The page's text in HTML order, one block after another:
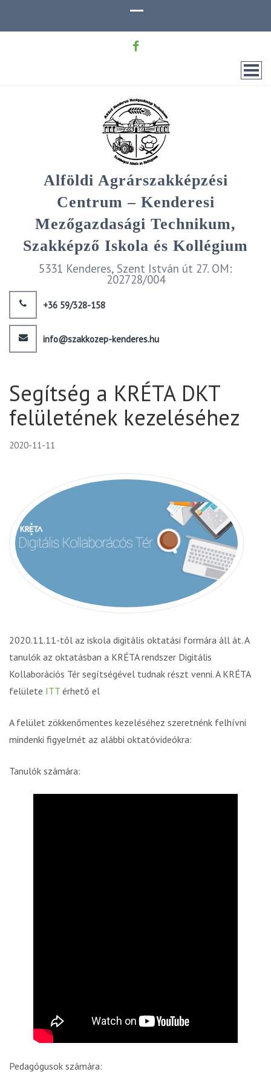
Alföldi Agrárszakképzési
Centrum – Kenderesi
Mezőgazdasági Technikum,
Szakképző Iskola és Kollégium
5331 Kenderes, Szent István út 27. OM:
202728/004
+36 59/328-158
info@szakkozep-kenderes.hu
Segítség a KRÉTA DKT
felületének kezeléséhez
2020-11-11
2020.11.11-től az iskola digitális oktatási formára áll át. A
tanulók az oktatásban a KRÉTA rendszer Digitális
Kollaborációs Tér segítségével tudnak részt venni. A KRÉTA
felülete ITT érhető el
A felület zökkenőmentes kezeléséhez szeretnénk felhívni
mindenki figyelmét az alábbi oktatóvideókra:
Tanulók számára:
Pedagógusok számára: